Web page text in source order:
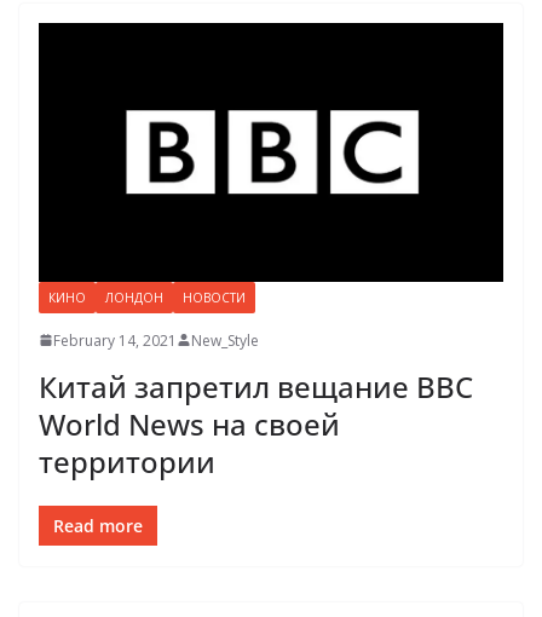
КИНО ЛОНДОН НОВОСТИ
February 14, 2021 New_Style
Китай запретил вещание BBC
World News на своей
территории
Read more